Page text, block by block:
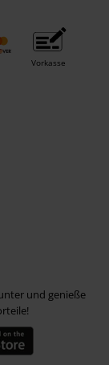
Vorkasse
und genieße